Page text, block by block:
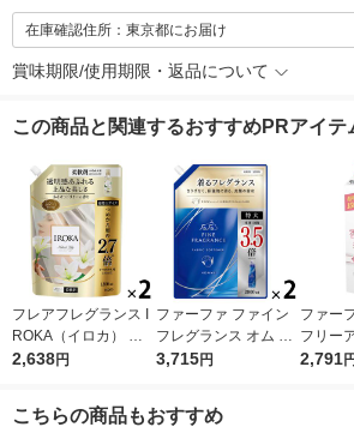
在庫確認住所：東京都にお届け
賞味期限/使用期限・返品について
この商品と関連するおすすめPRアイテ
フレアフレグランス I
ROKA（イロカ） ネ
イキッドリリー 柔軟
花王
2,638円
ファーファ ファイン
フレグランス オム 詰
め替え 特大 2000mL
3,715円
ファー
フリー
無香料
2,791円
こちらの商品もおすすめ